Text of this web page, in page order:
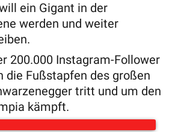
ein Gigant in der
werden und weiter
200.000 Instagram-Follower
die Fußstapfen des großen
tritt und um den
kämpft.